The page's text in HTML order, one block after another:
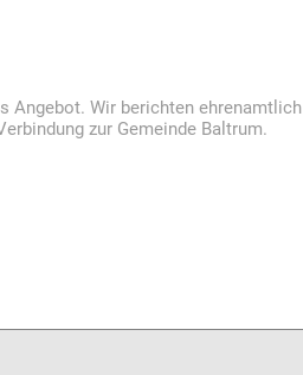
Angebot. Wir berichten ehrenamtlich
zur Gemeinde Baltrum.